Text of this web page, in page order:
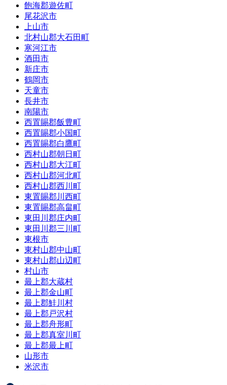
飽海郡遊佐町
尾花沢市
上山市
北村山郡大石田町
寒河江市
酒田市
新庄市
鶴岡市
天童市
長井市
南陽市
西置賜郡飯豊町
西置賜郡小国町
西置賜郡白鷹町
西村山郡朝日町
西村山郡大江町
西村山郡河北町
西村山郡西川町
東置賜郡川西町
東置賜郡高畠町
東田川郡庄内町
東田川郡三川町
東根市
東村山郡中山町
東村山郡山辺町
村山市
最上郡大蔵村
最上郡金山町
最上郡鮭川村
最上郡戸沢村
最上郡舟形町
最上郡真室川町
最上郡最上町
山形市
米沢市